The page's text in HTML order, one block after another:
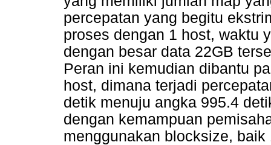
percepatan yang begitu
proses dengan 1 host, waktu
dengan besar data 22GB
Peran ini kemudian dibantu
host, dimana terjadi
detik menuju angka 995.4
dengan kemampuan
menggunakan blocksize,